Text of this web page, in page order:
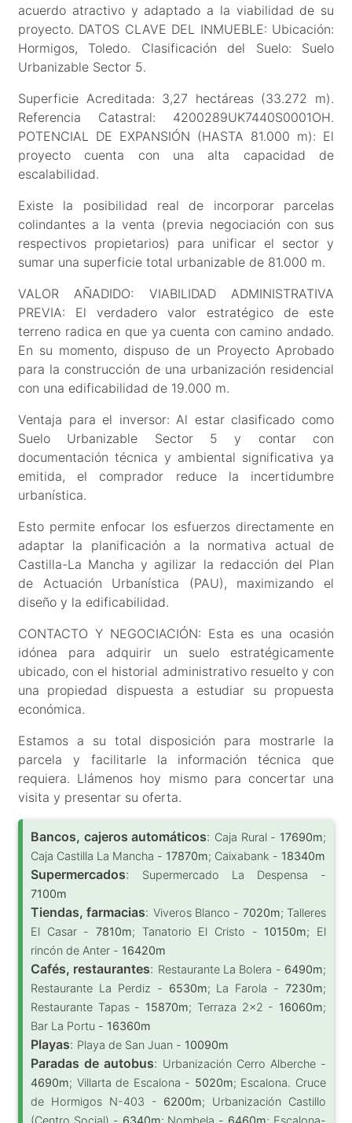
acuerdo atractivo y adaptado a la viabilidad de su
proyecto. DATOS CLAVE DEL INMUEBLE: Ubicación:
Hormigos, Toledo. Clasificación del Suelo: Suelo
Urbanizable Sector 5.
Superficie Acreditada: 3,27 hectáreas (33.272 m).
Referencia Catastral: 4200289UK7440S0001OH.
POTENCIAL DE EXPANSIÓN (HASTA 81.000 m): El
proyecto cuenta con una alta capacidad de
escalabilidad.
Existe la posibilidad real de incorporar parcelas
colindantes a la venta (previa negociación con sus
respectivos propietarios) para unificar el sector y
sumar una superficie total urbanizable de 81.000 m.
VALOR AÑADIDO: VIABILIDAD ADMINISTRATIVA
PREVIA: El verdadero valor estratégico de este
terreno radica en que ya cuenta con camino andado.
En su momento, dispuso de un Proyecto Aprobado
para la construcción de una urbanización residencial
con una edificabilidad de 19.000 m.
Ventaja para el inversor: Al estar clasificado como
Suelo Urbanizable Sector 5 y contar con
documentación técnica y ambiental significativa ya
emitida, el comprador reduce la incertidumbre
urbanística.
Esto permite enfocar los esfuerzos directamente en
adaptar la planificación a la normativa actual de
Castilla-La Mancha y agilizar la redacción del Plan
de Actuación Urbanística (PAU), maximizando el
diseño y la edificabilidad.
CONTACTO Y NEGOCIACIÓN: Esta es una ocasión
idónea para adquirir un suelo estratégicamente
ubicado, con el historial administrativo resuelto y con
una propiedad dispuesta a estudiar su propuesta
económica.
Estamos a su total disposición para mostrarle la
parcela y facilitarle la información técnica que
requiera. Llámenos hoy mismo para concertar una
visita y presentar su oferta.
Bancos, cajeros automáticos: Caja Rural - 17690m;
Caja Castilla La Mancha - 17870m; Caixabank - 18340m
Supermercados:
Supermercado La Despensa -
7100m
Tiendas, farmacias: Viveros Blanco - 7020m; Talleres
El Casar - 7810m; Tanatorio El Cristo - 10150m; El
rincón de Anter - 16420m
Cafés, restaurantes: Restaurante La Bolera - 6490m;
Restaurante La Perdiz - 6530m; La Farola - 7230m;
Restaurante Tapas - 15870m; Terraza 2x2 - 16060m;
Bar La Portu - 16360m
Playas: Playa de San Juan - 10090m
Paradas de autobus: Urbanización Cerro Alberche -
4690m; Villarta de Escalona - 5020m; Escalona. Cruce
de Hormigos N-403 - 6200m; Urbanización Castillo
(Centro Social) - 6340m; Nombela - 6460m; Escalona-